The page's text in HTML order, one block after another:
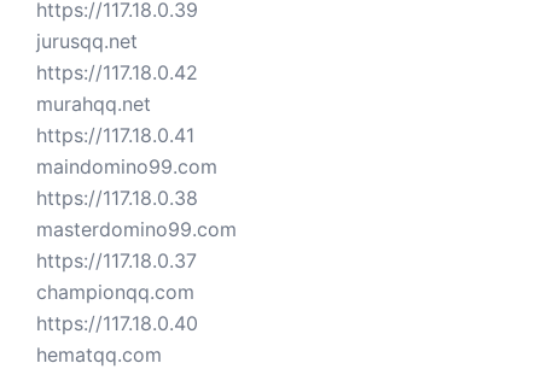
https://117.18.0.39
jurusqq.net
https://117.18.0.42
murahqq.net
https://117.18.0.41
maindomino99.com
https://117.18.0.38
masterdomino99.com
https://117.18.0.37
championqq.com
https://117.18.0.40
hematqq.com